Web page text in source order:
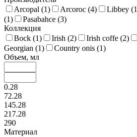
Arcopal (1) Arcoroc (4) Libbey (1
(1) Pasabahce (3)
Коллекция
Bock (1) Irish (2) Irish coffe (2)
Georgian (1) Country onis (1)
Объем, мл
0.28
72.28
145.28
217.28
290
Материал